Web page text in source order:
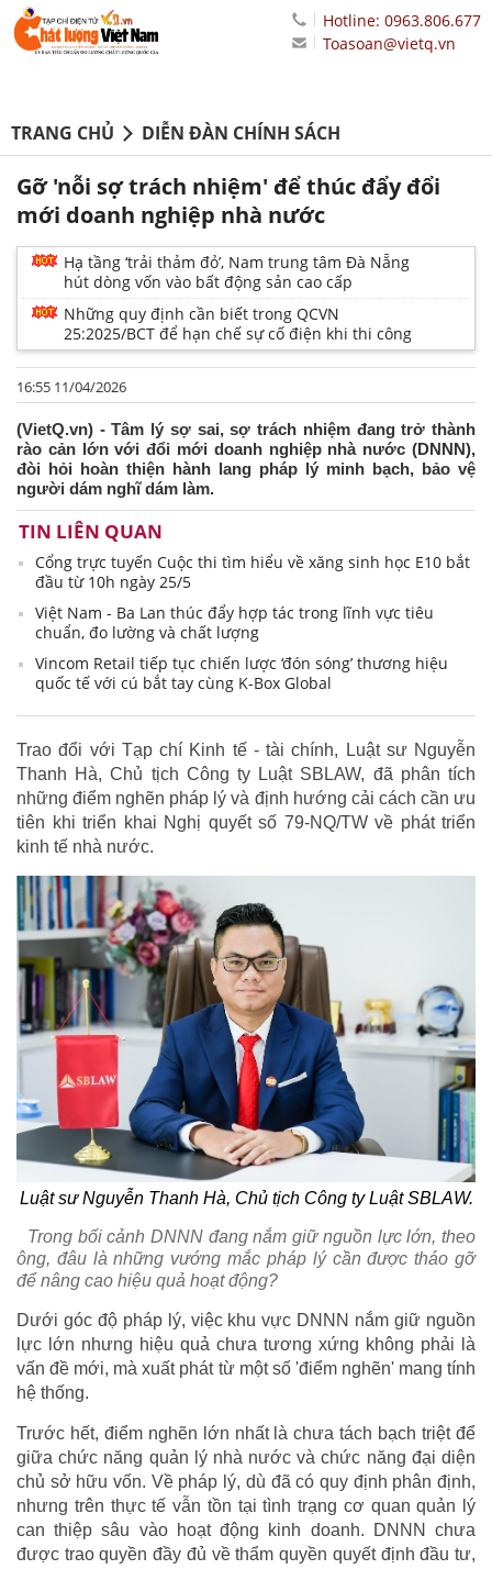
Hotline: 0963.806.677
Toasoan@vietq.vn
TRANG CHỦ DIỄN ĐÀN CHÍNH SÁCH
Gỡ 'nỗi sợ trách nhiệm' để thúc đẩy đổi
mới doanh nghiệp nhà nước
Hạ tầng ‘trải thảm đỏ’, Nam trung tâm Đà Nẵng
hút dòng vốn vào bất động sản cao cấp
Những quy định cần biết trong QCVN
25:2025/BCT để hạn chế sự cố điện khi thi công
16:55 11/04/2026
(VietQ.vn) - Tâm lý sợ sai, sợ trách nhiệm đang trở thành
rào cản lớn với đổi mới doanh nghiệp nhà nước (DNNN),
đòi hỏi hoàn thiện hành lang pháp lý minh bạch, bảo vệ
người dám nghĩ dám làm.
TIN LIÊN QUAN
Cổng trực tuyến Cuộc thi tìm hiểu về xăng sinh học E10 bắt
đầu từ 10h ngày 25/5
Việt Nam - Ba Lan thúc đẩy hợp tác trong lĩnh vực tiêu
chuẩn, đo lường và chất lượng
Vincom Retail tiếp tục chiến lược ‘đón sóng’ thương hiệu
quốc tế với cú bắt tay cùng K-Box Global
Trao đổi với Tạp chí Kinh tế - tài chính, Luật sư Nguyễn
Thanh Hà, Chủ tịch Công ty Luật SBLAW, đã phân tích
những điểm nghẽn pháp lý và định hướng cải cách cần ưu
tiên khi triển khai Nghị quyết số 79-NQ/TW về phát triển
kinh tế nhà nước.
Luật sư Nguyễn Thanh Hà, Chủ tịch Công ty Luật SBLAW.
Trong bối cảnh DNNN đang nắm giữ nguồn lực lớn, theo
ông, đâu là những vướng mắc pháp lý cần được tháo gỡ
để nâng cao hiệu quả hoạt động?
Dưới góc độ pháp lý, việc khu vực DNNN nắm giữ nguồn
lực lớn nhưng hiệu quả chưa tương xứng không phải là
vấn đề mới, mà xuất phát từ một số 'điểm nghẽn' mang tính
hệ thống.
Trước hết, điểm nghẽn lớn nhất là chưa tách bạch triệt để
giữa chức năng quản lý nhà nước và chức năng đại diện
chủ sở hữu vốn. Về pháp lý, dù đã có quy định phân định,
nhưng trên thực tế vẫn tồn tại tình trạng cơ quan quản lý
can thiệp sâu vào hoạt động kinh doanh. DNNN chưa
được trao quyền đầy đủ về thẩm quyền quyết định đầu tư,